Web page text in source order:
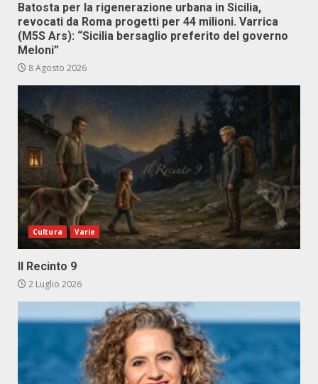
Batosta per la rigenerazione urbana in Sicilia,
revocati da Roma progetti per 44 milioni. Varrica
(M5S Ars): “Sicilia bersaglio preferito del governo
Meloni”
8 Agosto 2026
Cultura Varie
Il Recinto 9
2 Luglio 2026